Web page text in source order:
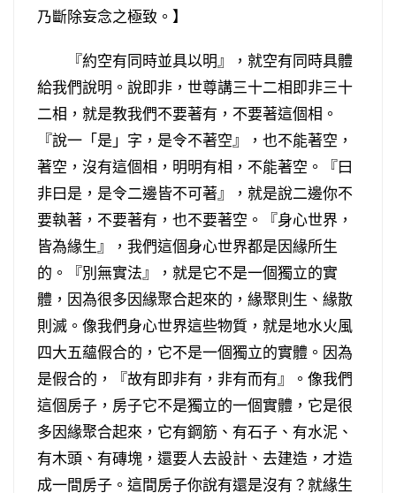
乃斷除妄念之極致。】
『約空有同時並具以明』，就空有同時具體
給我們說明。說即非，世尊講三十二相即非三十
二相，就是教我們不要著有，不要著這個相。
『說一「是」字，是令不著空』，也不能著空，
著空，沒有這個相，明明有相，不能著空。『曰
非曰是，是令二邊皆不可著』，就是說二邊你不
要執著，不要著有，也不要著空。『身心世界，
皆為緣生』，我們這個身心世界都是因緣所生
的。『別無實法』，就是它不是一個獨立的實
體，因為很多因緣聚合起來的，緣聚則生、緣散
則滅。像我們身心世界這些物質，就是地水火風
四大五蘊假合的，它不是一個獨立的實體。因為
是假合的，『故有即非有，非有而有』。像我們
這個房子，房子它不是獨立的一個實體，它是很
多因緣聚合起來，它有鋼筋、有石子、有水泥、
有木頭、有磚塊，還要人去設計、去建造，才造
成一間房子。這間房子你說有還是沒有？就緣生